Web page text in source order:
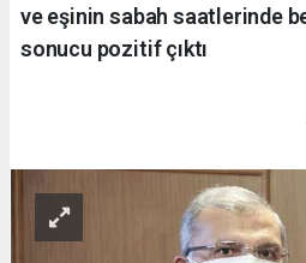
ve eşinin sabah saatlerinde
sonucu pozitif çıktı